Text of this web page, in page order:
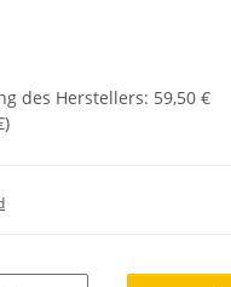
des Herstellers: 59,50 €
)